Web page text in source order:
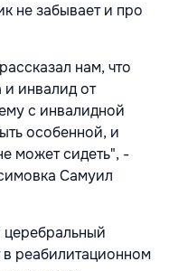
не забывает и про
нам, что
и инвалид от
с инвалидной
особенной, и
может сидеть", -
Самуил
церебральный
реабилитационном